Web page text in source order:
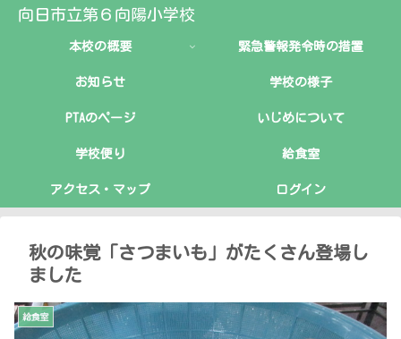
向日市立第６向陽小学校
本校の概要 緊急警報発令時の措置
お知らせ 学校の様子
PTAのページ いじめについて
学校便り 給食室
アクセス・マップ ログイン
秋の味覚「さつまいも」がたくさん登場し
ました
給食室